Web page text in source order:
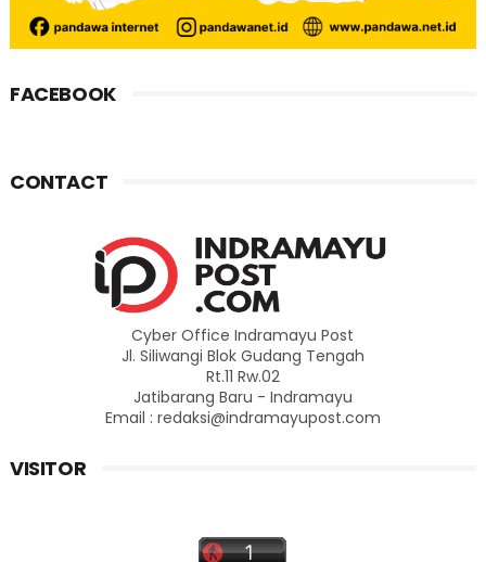
FACEBOOK
CONTACT
Cyber Office Indramayu Post
Jl. Siliwangi Blok Gudang Tengah
Rt.11 Rw.02
Jatibarang Baru - Indramayu
Email : redaksi@indramayupost.com
VISITOR